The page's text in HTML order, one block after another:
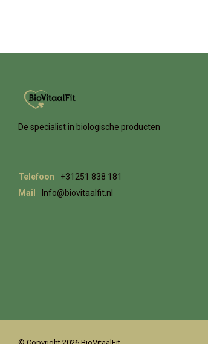
De specialist in biologische producten
Telefoon
+31251 838 181
Mail
Info@biovitaalfit.nl